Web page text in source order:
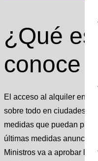
¿Qué
conoce
El acceso al alquiler en
sobre todo en ciudades
medidas que puedan
últimas medidas
Ministros va a aprobar la